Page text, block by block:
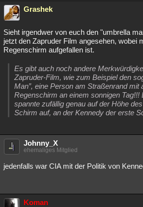
Grashek
Sieht irgendwer von euch den "umbrella
jetzt den Zapruder Film angesehen, wobei
Regenschirm aufgefallen ist.
Es gibt auch noch andere
Zapruder-Film, wie zum Beispiel den
Man”, eine Person am Straßenrand mit
Regenschirm an einem sonnigen Tag!!!
spannte zufällig genau auf der Höhe
Schirm auf, an der Kennedy der erste
Johnny_X
ehemaliges Mitglied
jedenfalls war CIA mit der Politik von
Koman